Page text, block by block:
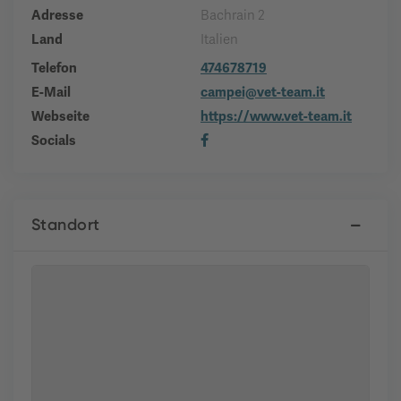
Adresse
Bachrain 2
Land
Italien
Telefon
474678719
E-Mail
campei@vet-team.it
Webseite
https://www.vet-team.it
Socials
Standort